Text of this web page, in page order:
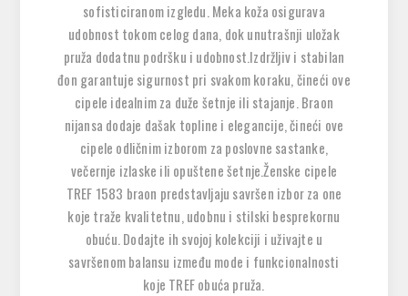
sofisticiranom izgledu. Meka koža osigurava
udobnost tokom celog dana, dok unutrašnji uložak
pruža dodatnu podršku i udobnost.Izdržljiv i stabilan
đon garantuje sigurnost pri svakom koraku, čineći ove
cipele idealnim za duže šetnje ili stajanje. Braon
nijansa dodaje dašak topline i elegancije, čineći ove
cipele odličnim izborom za poslovne sastanke,
večernje izlaske ili opuštene šetnje.Ženske cipele
TREF 1583 braon predstavljaju savršen izbor za one
koje traže kvalitetnu, udobnu i stilski besprekornu
obuću. Dodajte ih svojoj kolekciji i uživajte u
savršenom balansu između mode i funkcionalnosti
koje TREF obuća pruža.